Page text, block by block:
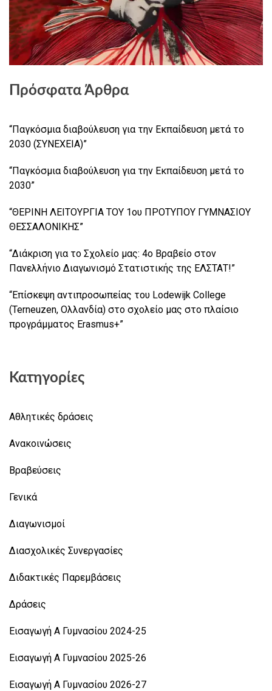
Πρόσφατα Άρθρα
“Παγκόσμια διαβούλευση για την Εκπαίδευση μετά το
2030 (ΣΥΝΕΧΕΙΑ)”
“Παγκόσμια διαβούλευση για την Εκπαίδευση μετά το
2030”
“ΘΕΡΙΝΗ ΛΕΙΤΟΥΡΓΙΑ ΤΟΥ 1ου ΠΡΟΤΥΠΟΥ ΓΥΜΝΑΣΙΟΥ
ΘΕΣΣΑΛΟΝΙΚΗΣ”
“Διάκριση για το Σχολείο μας: 4ο Βραβείο στον
Πανελλήνιο Διαγωνισμό Στατιστικής της ΕΛΣΤΑΤ!”
“Επίσκεψη αντιπροσωπείας του Lodewijk College
(Terneuzen, Ολλανδία) στο σχολείο μας στο πλαίσιο
προγράμματος Erasmus+”
Κατηγορίες
Αθλητικές δράσεις
Ανακοινώσεις
Βραβεύσεις
Γενικά
Διαγωνισμοί
Διασχολικές Συνεργασίες
Διδακτικές Παρεμβάσεις
Δράσεις
Εισαγωγή Α Γυμνασίου 2024-25
Εισαγωγή Α Γυμνασίου 2025-26
Εισαγωγή Α Γυμνασίου 2026-27